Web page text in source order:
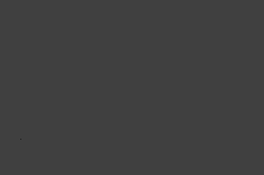
.